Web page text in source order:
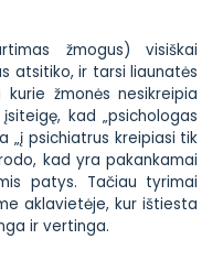
žmogus) visiškai
atsitiko, ir tarsi liaunatės
žmonės nesikreipia
kad „psichologas
„į psichiatrus kreipiasi tik
kad yra pakankamai
patys. Tačiau tyrimai
aklavietėje, kur ištiesta
ir vertinga.